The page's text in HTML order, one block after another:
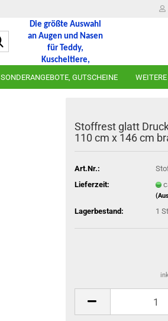
Suche...
Die größte Auswahl
an Augen und Nasen
für Teddy,
Kuscheltiere,
Häkeltiere
und vieles mehr!
Ab einem Warenwert
von 30 EUR nur 3 EUR
ab einem Warenwert
von 50 EUR nur 2 EUR
von 75 EUR
versandkostenfrei!
SONDERANGEBOTE, GUTSCHEINE WEITERE
Stoffrest glatt
110 cm x 146 cm
Art.Nr.:
Lieferzeit:
Lagerbestand: 1